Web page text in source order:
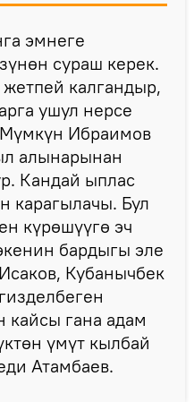
эмнеге
сураш керек.
калгандыр,
ушул нерсе
Ибраимов
алынарынан
Кандай ыплас
карагылачы. Бул
күрөшүүгө эч
бардыгы эле
Кубанычбек
кайсы гана адам
үмүт кылбай
Атамбаев.